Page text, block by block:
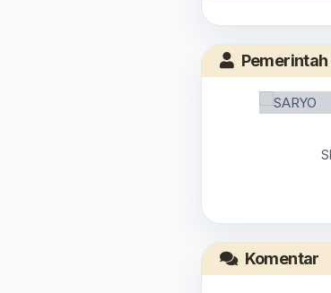
Pemerintah
Komentar